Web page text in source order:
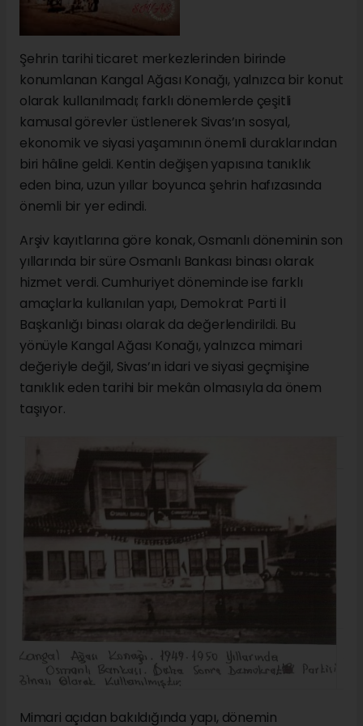
Şehrin tarihi ticaret merkezlerinden birinde
konumlanan Kangal Ağası Konağı, yalnızca bir konut
olarak kullanılmadı; farklı dönemlerde çeşitli
kamusal görevler üstlenerek Sivas’ın sosyal,
ekonomik ve siyasi yaşamının önemli duraklarından
biri hâline geldi. Kentin değişen yapısına tanıklık
eden bina, uzun yıllar boyunca şehrin hafızasında
önemli bir yer edindi.
Arşiv kayıtlarına göre konak, Osmanlı döneminin son
yıllarında bir süre Osmanlı Bankası binası olarak
hizmet verdi. Cumhuriyet döneminde ise farklı
amaçlarla kullanılan yapı, Demokrat Parti İl
Başkanlığı binası olarak da değerlendirildi. Bu
yönüyle Kangal Ağası Konağı, yalnızca mimari
değeriyle değil, Sivas’ın idari ve siyasi geçmişine
tanıklık eden tarihi bir mekân olmasıyla da önem
taşıyor.
Mimari açıdan bakıldığında yapı, dönemin